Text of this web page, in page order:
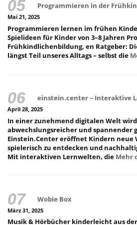
Programmieren in der
Mai 21, 2025
Programmieren lernen im frühen
Spielideen für Kinder von 3–8 Jahren
Frühkindlichenbildung, en Ratgeber:
längst Teil unseres Alltags – selbst die
einstein.center – Interaktive
April 28, 2025
In einer zunehmend digitalen Welt
abwechslungsreicher und spannender
Einstein.Center eröffnet Kindern neue
spielerisch zu entdecken und
Mit interaktiven Lernwelten, die Mehr
Wobie Box
März 31, 2025
Musik & Hörbücher kinderleicht aus